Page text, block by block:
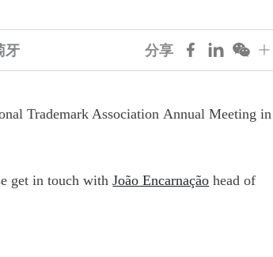
牙 分享
Trademark Association Annual Meeting in
get in touch withJoão Encarnação head of